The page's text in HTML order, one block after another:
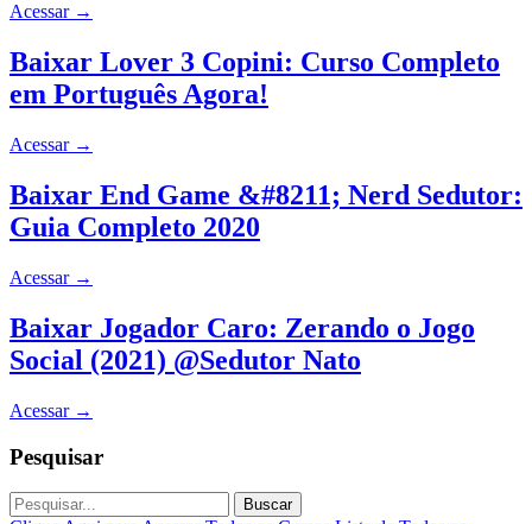
Acessar →
Baixar Lover 3 Copini: Curso Completo
em Português Agora!
Acessar →
Baixar End Game &#8211; Nerd Sedutor:
Guia Completo 2020
Acessar →
Baixar Jogador Caro: Zerando o Jogo
Social (2021) @Sedutor Nato
Acessar →
Pesquisar
Buscar